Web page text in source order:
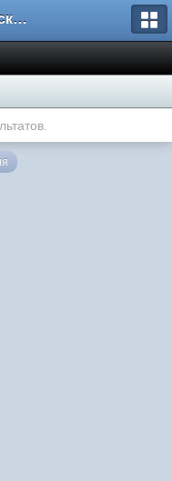
Блоги Калужского перекрестка